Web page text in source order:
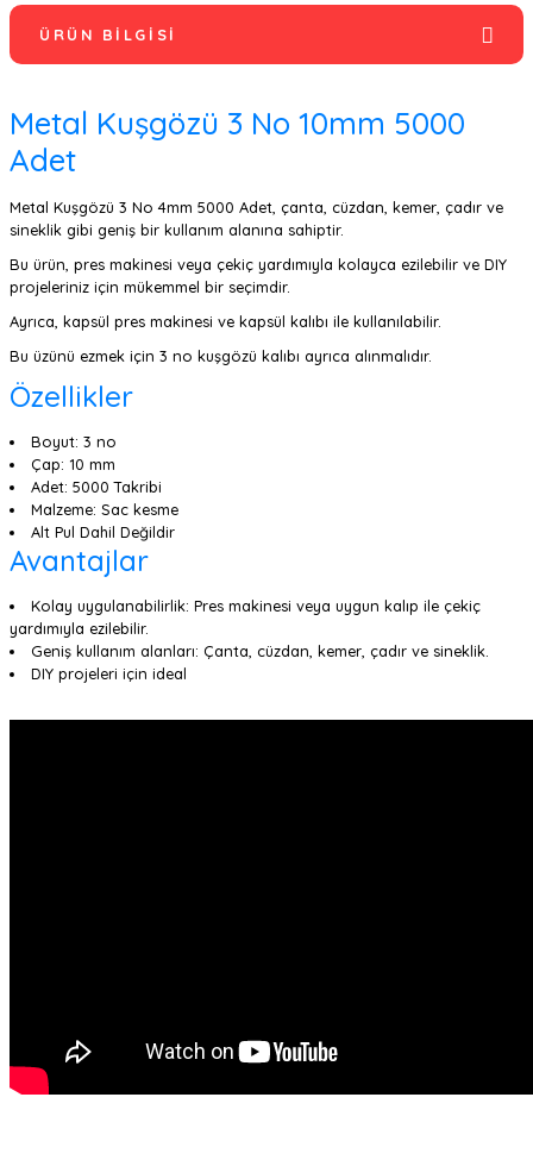
ÜRÜN BILGISI
Metal Kuşgözü 3 No 10mm 5000
Adet
Metal Kuşgözü 3 No 4mm 5000 Adet, çanta, cüzdan, kemer, çadır ve
sineklik gibi geniş bir kullanım alanına sahiptir.
Bu ürün, pres makinesi veya çekiç yardımıyla kolayca ezilebilir ve DIY
projeleriniz için mükemmel bir seçimdir.
Ayrıca, kapsül pres makinesi ve kapsül kalıbı ile kullanılabilir.
Bu üzünü ezmek için 3 no kuşgözü kalıbı ayrıca alınmalıdır.
Özellikler
Boyut: 3 no
Çap: 10 mm
Adet: 5000 Takribi
Malzeme: Sac kesme
Alt Pul Dahil Değildir
Avantajlar
Kolay uygulanabilirlik: Pres makinesi veya uygun kalıp ile çekiç
yardımıyla ezilebilir.
Geniş kullanım alanları: Çanta, cüzdan, kemer, çadır ve sineklik.
DIY projeleri için ideal